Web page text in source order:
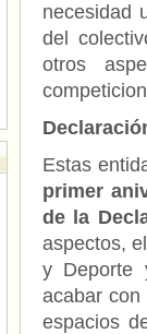
necesidad
del
otros
Estas
primer
de la
aspectos,
y Deporte
acabar
espacios